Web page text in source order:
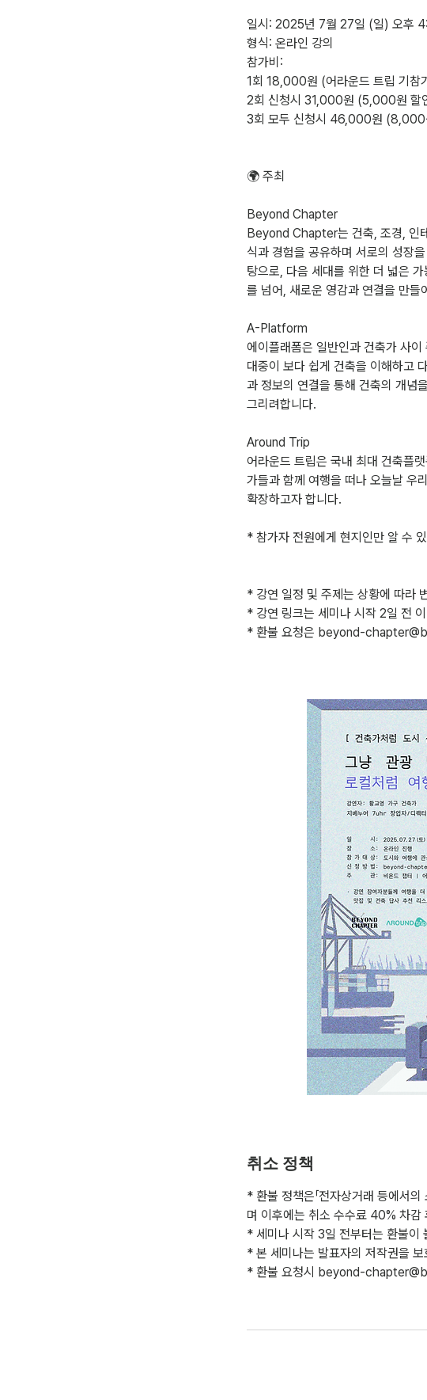
일시: 2025년 7월 27일 (일) 오후
형식: 온라인 강의
참가비:
1회 18,000원 (어라운드 트립 기참
2회 신청시 31,000원 (5,000원 할
3회 모두 신청시 46,000원 (8,000
🌍 주최
Beyond Chapter
Beyond Chapter는 건축, 조경, 인
식과 경험을 공유하며 서로의 성장
탕으로, 다음 세대를 위한 더 넓은
를 넘어, 새로운 영감과 연결을 만들
A-Platform
에이플래폼은 일반인과 건축가 사
대중이 보다 쉽게 건축을 이해하고
과 정보의 연결을 통해 건축의 개념
그리려합니다.
Around Trip
어라운드 트립은 국내 최대 건축플
가들과 함께 여행을 떠나 오늘날 우
확장하고자 합니다.
* 참가자 전원에게 현지인만 알 수
* 강연 일정 및 주제는 상황에 따라
* 강연 링크는 세미나 시작 2일 전
* 환불 요청은 beyond-
취소 정책
* 환불 정책은「전자상거래 등에서
며 이후에는 취소 수수료 40% 차감
* 세미나 시작 3일 전부터는 환불이
* 본 세미나는 발표자의 저작권을
* 환불 요청시 beyond-